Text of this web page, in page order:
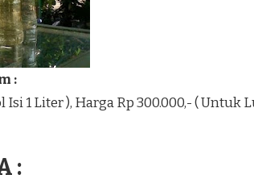
:
Isi 1 Liter ), Harga Rp 300.000,- ( Untuk
: